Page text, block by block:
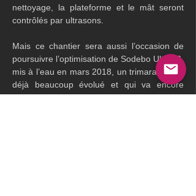
nettoyage, la plateforme et le mât seront
contrôlés par ultrasons.
Mais ce chantier sera aussi l’occasion de
poursuivre l’optimisation de Sodebo Ultim’ 3,
mis à l’eau en mars 2018, un trimaran qui a
déjà beaucoup évolué et qui va encore
progresser après pas moins de onze